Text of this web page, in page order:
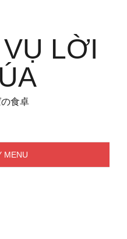
LỜI
食卓
MENU